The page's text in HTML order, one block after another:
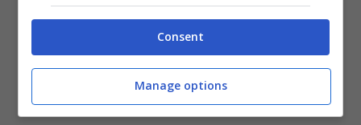
tendenzialmente è sempre stata improntata
Adesso però, pur mantenendo una certa
densità, Santiago se li è accorciati dietro.
Consent
Manage options